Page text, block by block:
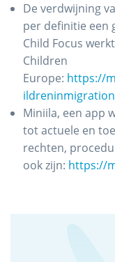
De verdwijning
per definitie een
Child Focus
Children
Europe: https://
ildreninmigration
Miniila, een app
tot actuele en
rechten,
ook zijn: https://